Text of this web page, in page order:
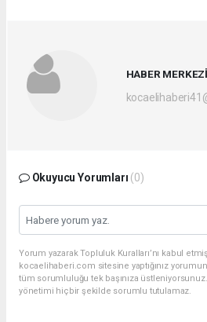
HABER MERKEZİ
Okuyucu Yorumları (0)
Yorum yazarak Topluluk Kuralları’nı kabul
kocaelihaberi.com sitesine yaptığınız
tüm sorumluluğu tek başınıza
yönetimi hiçbir şekilde sorumlu tutulamaz.